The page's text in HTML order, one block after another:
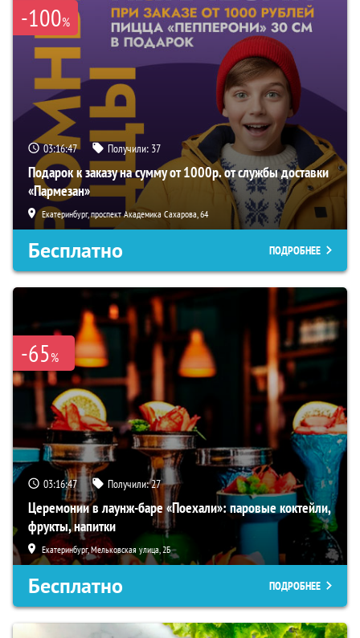
-100%
03:16:45 Получили: 37
Подарок к заказу на сумму от 1000р. от службы доставки
«Пармезан»
Екатеринбург, проспект Академика Сахарова, 64
Бесплатно ПОДРОБНЕЕ
-65%
03:16:45 Получили:27
Церемонии в лаунж-баре «Поехали»: паровые коктейли,
фрукты, напитки
Екатеринбург, Мельковская улица, 2Б
Бесплатно ПОДРОБНЕЕ